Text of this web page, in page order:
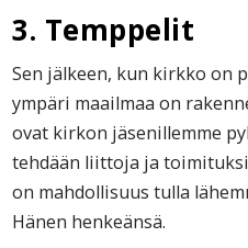
3. Temppelit
Sen jälkeen, kun kirkko on
ympäri maailmaa on
ovat kirkon jäsenillemme
tehdään liittoja ja
on mahdollisuus tulla
Hänen henkeänsä.